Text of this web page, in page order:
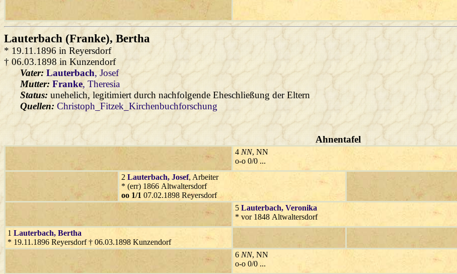
Lauterbach (Franke), Bertha
* 19.11.1896 in Reyersdorf
† 06.03.1898 in Kunzendorf
Vater: Lauterbach, Josef
Mutter: Franke, Theresia
Status: unehelich, legitimiert durch nachfolgende Eheschließung der Eltern
Quellen: Christoph_Fitzek_Kirchenbuchforschung
Ahnentafel
4 NN, NN
o-o 0/0 ...
2 Lauterbach, Josef, Arbeiter
* (err) 1866 Altwaltersdorf
oo 1/1 07.02.1898 Reyersdorf
5 Lauterbach, Veronika
* vor 1848 Altwaltersdorf
1 Lauterbach, Bertha
* 19.11.1896 Reyersdorf † 06.03.1898 Kunzendorf
6 NN, NN
o-o 0/0 ...